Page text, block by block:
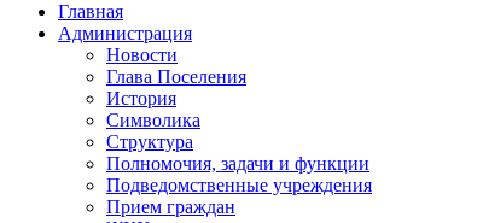
Главная
Администрация
Новости
Глава Поселения
История
Символика
Структура
Полномочия, задачи и функции
Подведомственные учреждения
Прием граждан